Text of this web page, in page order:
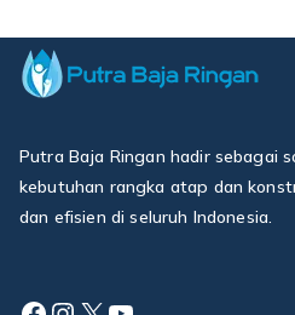
Putra Baja Ringan hadir sebagai
kebutuhan rangka atap dan
dan efisien di seluruh Indonesia.